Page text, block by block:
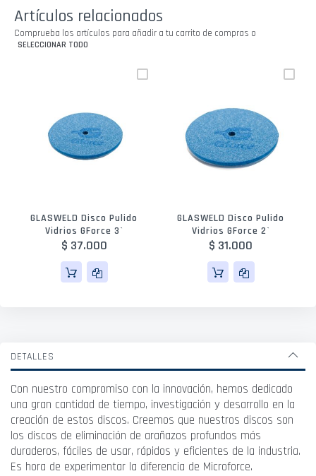
Artículos relacionados
Comprueba los artículos para añadir a tu carrito de compras o
SELECCIONAR TODO
GLASWELD Disco Pulido
Vidrios GForce 3`
$ 37.000
GLASWELD Disco Pulido
Vidrios GForce 2`
$ 31.000
DETALLES
Con nuestro compromiso con la innovación, hemos dedicado
una gran cantidad de tiempo, investigación y desarrollo en la
creación de estos discos. Creemos que nuestros discos son
los discos de eliminación de arañazos profundos más
duraderos, fáciles de usar, rápidos y eficientes de la industria.
Es hora de experimentar la diferencia de Microforce.